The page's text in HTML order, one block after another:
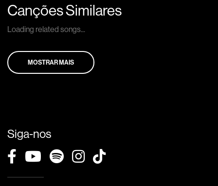
Canções Similares
Loading related songs...
MOSTRAR MAIS
Siga-nos